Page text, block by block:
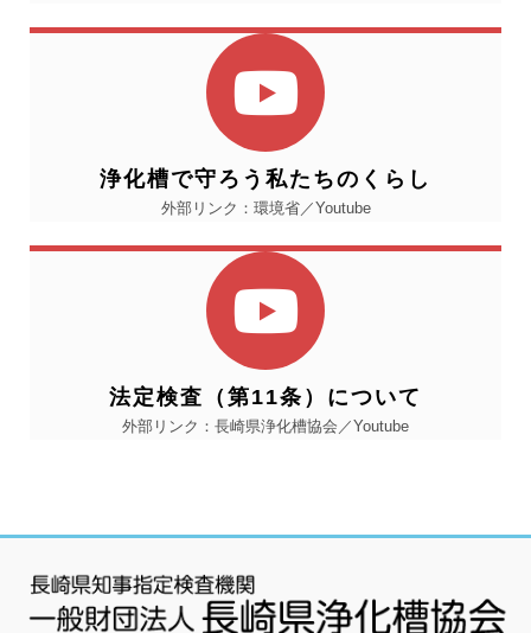
浄化槽で守ろう私たちのくらし
外部リンク：環境省／Youtube
法定検査（第11条）について
外部リンク：長崎県浄化槽協会／Youtube